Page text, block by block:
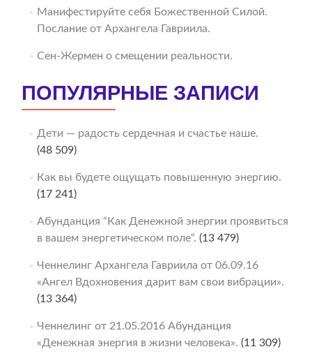
Манифестируйте себя Божественной Силой.
Послание от Архангела Гавриила.
Сен-Жермен о смещении реальности.
ПОПУЛЯРНЫЕ ЗАПИСИ
Дети — радость сердечная и счастье наше.
(48 509)
Как вы будете ощущать повышенную энергию.
(17 241)
Абунданция “Как Денежной энергии проявиться
в вашем энергетическом поле“. (13 479)
Ченнелинг Архангела Гавриила от 06.09.16
«Ангел Вдохновения дарит вам свои вибрации».
(13 364)
Ченнелинг от 21.05.2016 Абунданция
«Денежная энергия в жизни человека». (11 309)